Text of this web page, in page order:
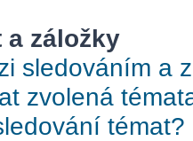
a záložky
sledováním a
zvolená
témat?